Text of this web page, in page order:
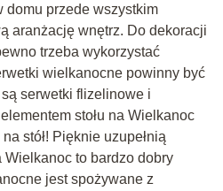
domu przede wszystkim
aranżację wnętrz. Do dekoracji
trzeba wykorzystać
wielkanocne powinny być
serwetki flizelinowe i
stołu na Wielkanoc
stół! Pięknie uzupełnią
Wielkanoc to bardzo dobry
jest spożywane z